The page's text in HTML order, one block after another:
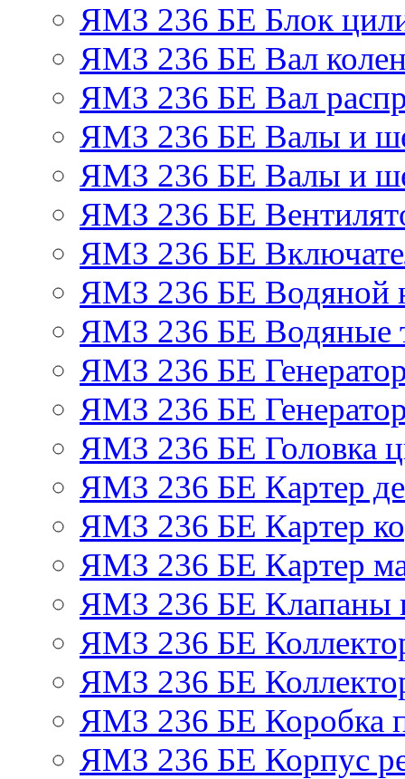
ЯМЗ 236 БЕ Блок
ЯМЗ 236 БЕ Вал
ЯМЗ 236 БЕ Вал
ЯМЗ 236 БЕ Валы и
ЯМЗ 236 БЕ Валы и
ЯМЗ 236 БЕ
ЯМЗ 236 БЕ
ЯМЗ 236 БЕ Водяной
ЯМЗ 236 БЕ Водяные
ЯМЗ 236 БЕ
ЯМЗ 236 БЕ
ЯМЗ 236 БЕ Головка
ЯМЗ 236 БЕ Картер
ЯМЗ 236 БЕ Картер
ЯМЗ 236 БЕ Картер
ЯМЗ 236 БЕ Клапаны
ЯМЗ 236 БЕ
ЯМЗ 236 БЕ
ЯМЗ 236 БЕ Коробка
ЯМЗ 236 БЕ Корпус